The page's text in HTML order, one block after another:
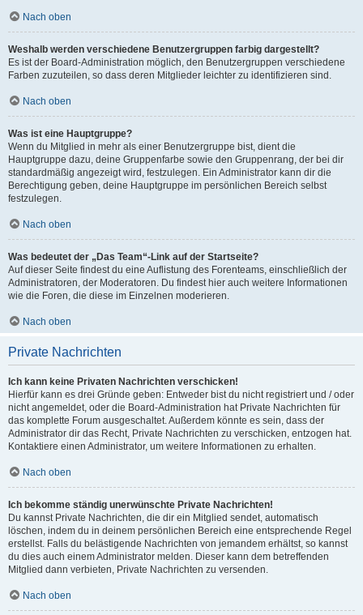
Nach oben
Weshalb werden verschiedene Benutzergruppen farbig dargestellt?
Es ist der Board-Administration möglich, den Benutzergruppen verschiedene
Farben zuzuteilen, so dass deren Mitglieder leichter zu identifizieren sind.
Nach oben
Was ist eine Hauptgruppe?
Wenn du Mitglied in mehr als einer Benutzergruppe bist, dient die
Hauptgruppe dazu, deine Gruppenfarbe sowie den Gruppenrang, der bei dir
standardmäßig angezeigt wird, festzulegen. Ein Administrator kann dir die
Berechtigung geben, deine Hauptgruppe im persönlichen Bereich selbst
festzulegen.
Nach oben
Was bedeutet der „Das Team“-Link auf der Startseite?
Auf dieser Seite findest du eine Auflistung des Forenteams, einschließlich der
Administratoren, der Moderatoren. Du findest hier auch weitere Informationen
wie die Foren, die diese im Einzelnen moderieren.
Nach oben
Private Nachrichten
Ich kann keine Privaten Nachrichten verschicken!
Hierfür kann es drei Gründe geben: Entweder bist du nicht registriert und / oder
nicht angemeldet, oder die Board-Administration hat Private Nachrichten für
das komplette Forum ausgeschaltet. Außerdem könnte es sein, dass der
Administrator dir das Recht, Private Nachrichten zu verschicken, entzogen hat.
Kontaktiere einen Administrator, um weitere Informationen zu erhalten.
Nach oben
Ich bekomme ständig unerwünschte Private Nachrichten!
Du kannst Private Nachrichten, die dir ein Mitglied sendet, automatisch
löschen, indem du in deinem persönlichen Bereich eine entsprechende Regel
erstellst. Falls du belästigende Nachrichten von jemandem erhältst, so kannst
du dies auch einem Administrator melden. Dieser kann dem betreffenden
Mitglied dann verbieten, Private Nachrichten zu versenden.
Nach oben